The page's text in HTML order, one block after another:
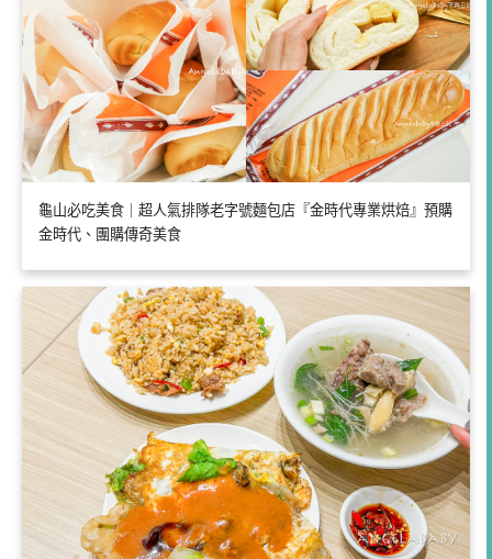
龜山必吃美食｜超人氣排隊老字號麵包店『金時代專業烘焙』預購
金時代、團購傳奇美食